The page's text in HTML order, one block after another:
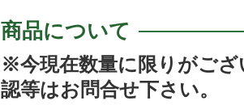
商品について
※今現在数量に限りがご
認等はお問合せ下さい。